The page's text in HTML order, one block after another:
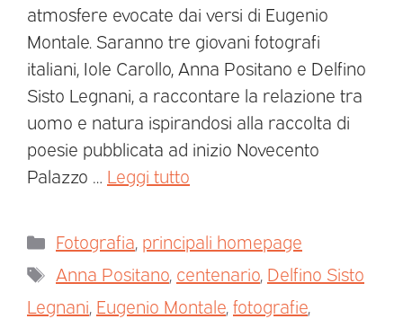
atmosfere evocate dai versi di Eugenio
Montale. Saranno tre giovani fotografi
italiani, Iole Carollo, Anna Positano e Delfino
Sisto Legnani, a raccontare la relazione tra
uomo e natura ispirandosi alla raccolta di
poesie pubblicata ad inizio Novecento
Palazzo … Leggi tutto
Fotografia, principali homepage
Anna Positano, centenario, Delfino Sisto
Legnani, Eugenio Montale,fotografie,